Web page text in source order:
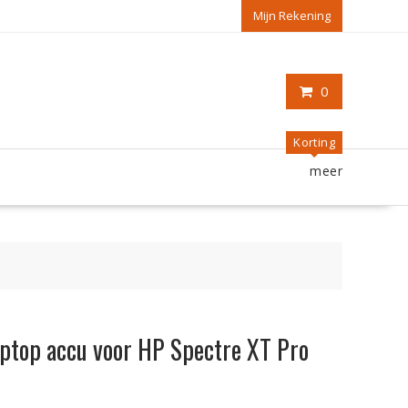
Mijn Rekening
0
Korting
meer
accu voor HP Spectre XT Pro